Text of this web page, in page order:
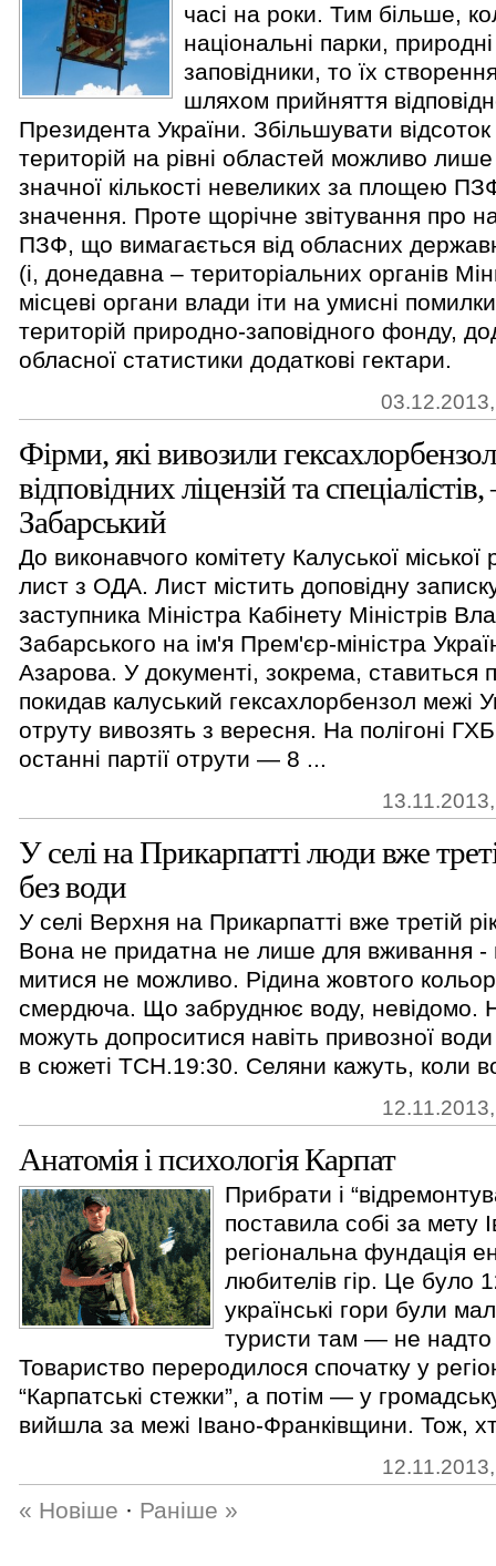
часі на роки. Тим більше,
національні парки,
заповідники, то їх
шляхом прийняття
Президента України. Збільшувати відсоток
територій на рівні областей можливо
значної кількості невеликих за площею
значення. Проте щорічне звітування про
ПЗФ, що вимагається від обласних
(і, донедавна – територіальних органів
місцеві органи влади іти на умисні
територій природно-заповідного фонду,
обласної статистики додаткові гектари.
Фірми, які вивозили
відповідних ліцензій та
Забарський
До виконавчого комітету Калуської
лист з ОДА. Лист містить доповідну
заступника Міністра Кабінету Міністрів
Забарського на ім'я Прем'єр-міністра
Азарова. У документі, зокрема, ставиться
покидав калуський гексахлорбензол межі
отруту вивозять з вересня. На полігоні
останні партії отрути — 8 ...
У селі на Прикарпатті люди вже
без води
У селі Верхня на Прикарпатті вже третій
Вона не придатна не лише для вживання -
митися не можливо. Рідина жовтого
смердюча. Що забруднює воду, невідомо.
можуть допроситися навіть привозної
в сюжеті ТСН.19:30. Селяни кажуть, коли
Анатомія і психологія Карпат
Прибрати і
поставила собі за мету
регіональна фундація
любителів гір. Це було
українські гори були
туристи там — не надто
Товариство переродилося спочатку у
“Карпатські стежки”, а потім — у
вийшла за межі Івано-Франківщини. Тож,
« Новіше · Раніше »